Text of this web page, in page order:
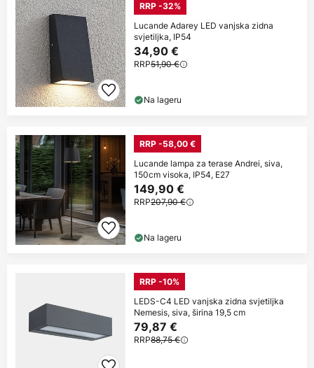
RRP -32%
Lucande Adarey LED vanjska zidna
svjetiljka, IP54
34,90 €
RRP51,90 €
Na lageru
RRP -58,00 €
Lucande lampa za terase Andrei, siva,
150cm visoka, IP54, E27
149,90 €
RRP207,90 €
Na lageru
RRP -10%
LEDS-C4 LED vanjska zidna svjetiljka
Nemesis, siva, širina 19,5 cm
79,87 €
RRP88,75 €